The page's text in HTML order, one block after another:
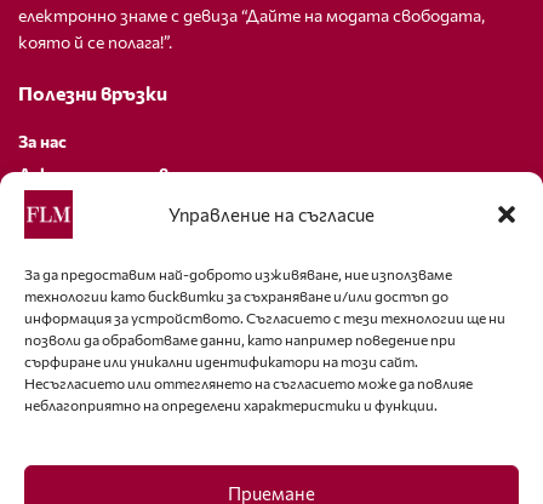
Управление на съгласие
За да предоставим най-доброто изживяване, ние използваме
технологии като бисквитки за съхраняване и/или достъп до
информация за устройството. Съгласието с тези технологии ще ни
позволи да обработваме данни, като например поведение при
сърфиране или уникални идентификатори на този сайт.
Несъгласието или оттеглянето на съгласието може да повлияе
неблагоприятно на определени характеристики и функции.
Приемане
електронно знаме с девиза “Дайте на модата свободата,
която й се полага!”.
Полезни връзки
За нас
Декларация за поверителност
Политика за бисквитки
За контакти
editor@fashion-lifestyle.net
+359 88 227 33 47
Последвайте ни
Facebook